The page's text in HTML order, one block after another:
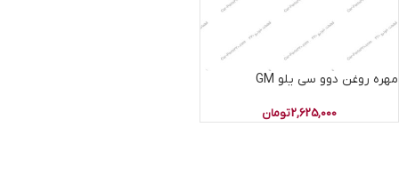
مهره روغن دوو سی یلو GM
2,625,000تومان